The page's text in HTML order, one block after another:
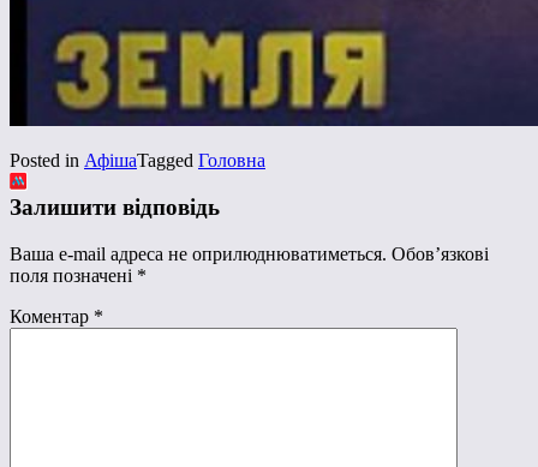
Posted in АфішаTagged Головна
Залишити відповідь
Ваша e-mail адреса не оприлюднюватиметься. Обов’язкові
поля позначені *
Коментар *